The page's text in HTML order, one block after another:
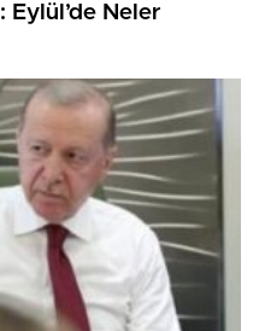
Eylül’de Neler